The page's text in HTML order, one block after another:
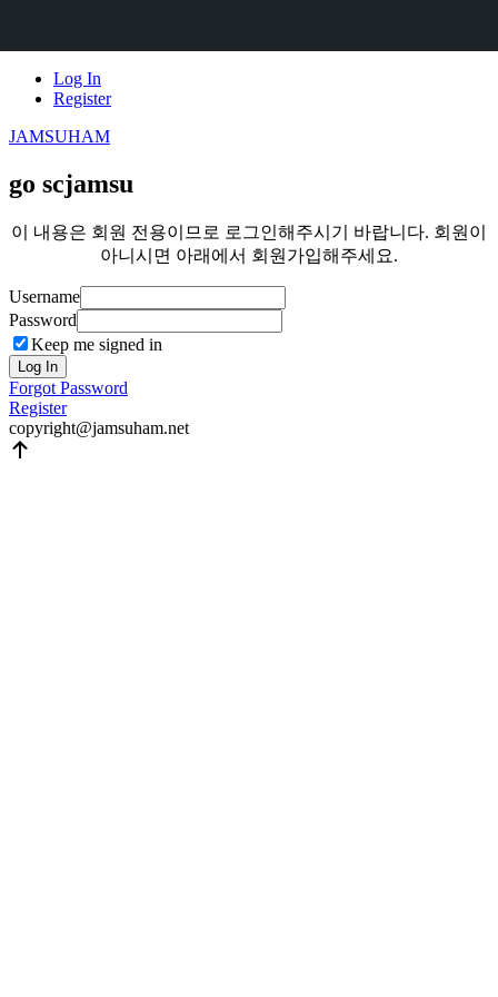
Skip
Log In
Register
JAMSUHAM
go scjamsu
이 내용은 회원 전용이므로 로그인해주시기 바랍니다. 회원이
아니시면 아래에서 회원가입해주세요.
Username
Password
Keep me signed in
Log In
Forgot Password
Register
copyright@jamsuham.net